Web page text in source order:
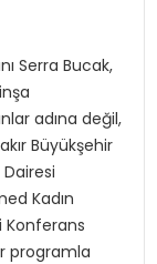
Serra Bucak,
adına değil,
Büyükşehir
Kadın
Konferans
programla